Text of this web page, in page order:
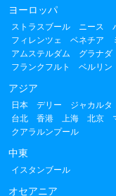
ヨーロッパ
ストラスブール ニース
フィレンツェ
ベネチア
アムステルダム
グラナダ
フランクフルト
ベルリン
アジア
日本 デリー ジャカルタ
台北
香港 上海 北京
クアラルンプール
中東
イスタンブール
オセアニア